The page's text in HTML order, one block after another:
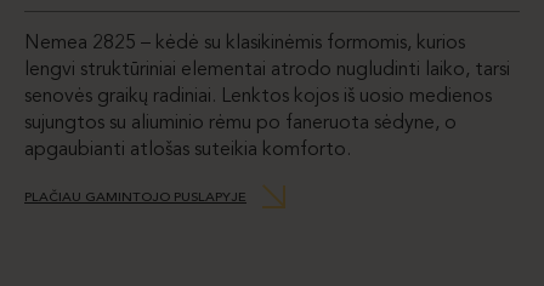
Nemea 2825 – kėdė su klasikinėmis formomis, kurios
lengvi struktūriniai elementai atrodo nugludinti laiko, tarsi
senovės graikų radiniai. Lenktos kojos iš uosio medienos
sujungtos su aliuminio rėmu po faneruota sėdyne, o
apgaubianti atlošas suteikia komforto.
PLAČIAU GAMINTOJO PUSLAPYJE